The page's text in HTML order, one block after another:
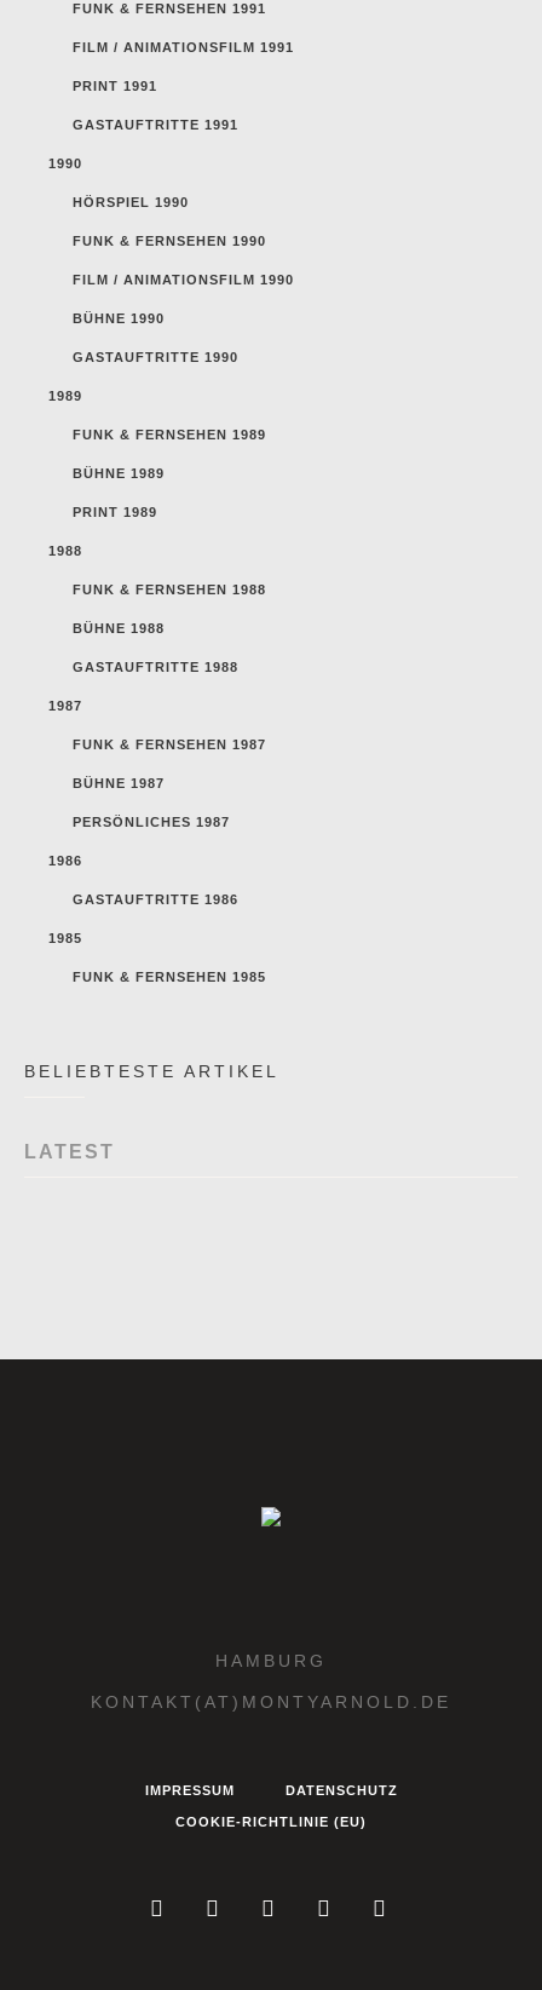
FUNK & FERNSEHEN 1991
FILM / ANIMATIONSFILM 1991
PRINT 1991
GASTAUFTRITTE 1991
1990
HÖRSPIEL 1990
FUNK & FERNSEHEN 1990
FILM / ANIMATIONSFILM 1990
BÜHNE 1990
GASTAUFTRITTE 1990
1989
FUNK & FERNSEHEN 1989
BÜHNE 1989
PRINT 1989
1988
FUNK & FERNSEHEN 1988
BÜHNE 1988
GASTAUFTRITTE 1988
1987
FUNK & FERNSEHEN 1987
BÜHNE 1987
PERSÖNLICHES 1987
1986
GASTAUFTRITTE 1986
1985
FUNK & FERNSEHEN 1985
BELIEBTESTE ARTIKEL
LATEST
HAMBURG
KONTAKT(AT)MONTYARNOLD.DE
IMPRESSUM DATENSCHUTZ
COOKIE-RICHTLINIE (EU)